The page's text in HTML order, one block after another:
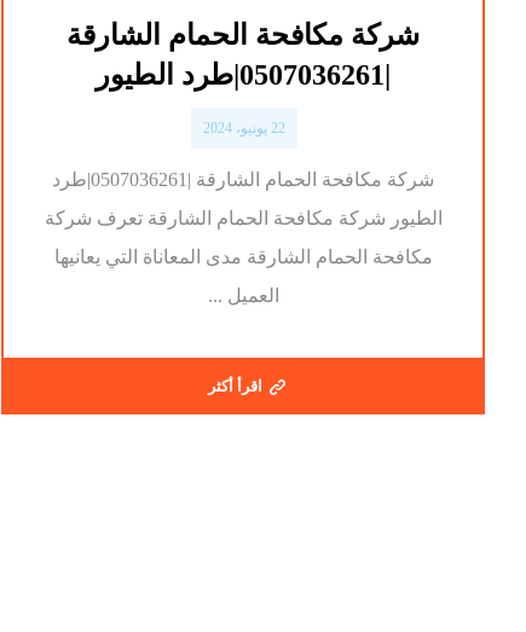
شركة مكافحة الحمام الشارقة
|0507036261|طرد الطيور
22 يونيو، 2024
شركة مكافحة الحمام الشارقة |0507036261|طرد
الطيور شركة مكافحة الحمام الشارقة تعرف شركة
مكافحة الحمام الشارقة مدى المعاناة التي يعانيها
العميل ...
اقرأ أكثر